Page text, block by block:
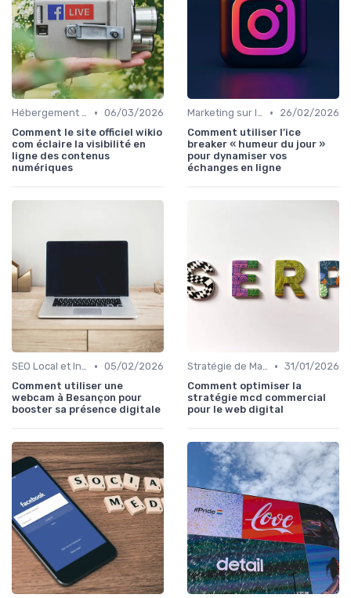
Hébergement et Maintenance Web • 06/03/2026
Comment le site officiel wikio
com éclaire la visibilité en
ligne des contenus
numériques
Marketing sur les Réseaux Sociaux •
26/02/2026
Comment utiliser l’ice
breaker « humeur du jour »
pour dynamiser vos
échanges en ligne
SEO Local et International • 05/02/2026
Comment utiliser une
webcam à Besançon pour
booster sa présence digitale
Stratégie de Marketing Digital • 31/01/2026
Comment optimiser la
stratégie mcd commercial
pour le web digital